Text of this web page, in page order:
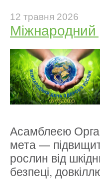
12 травня 2026
Міжнародний
Асамблеєю
мета —
рослин від
безпеці,